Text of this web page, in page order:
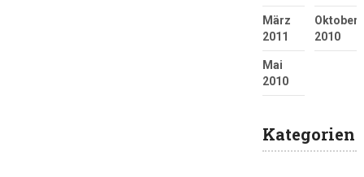
März
2011
Oktober
2010
Mai
2010
Kategorien